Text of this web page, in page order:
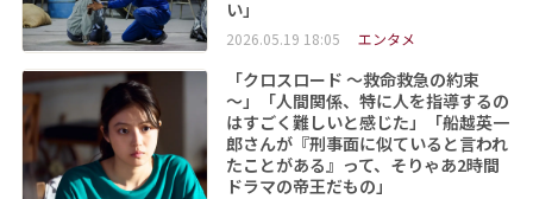
い」
2026.05.19 18:05 エンタメ
「クロスロード ～救命救急の約束
～」「人間関係、特に人を指導するの
はすごく難しいと感じた」「船越英一
郎さんが『刑事面に似ていると言われ
たことがある』って、そりゃあ2時間
ドラマの帝王だもの」